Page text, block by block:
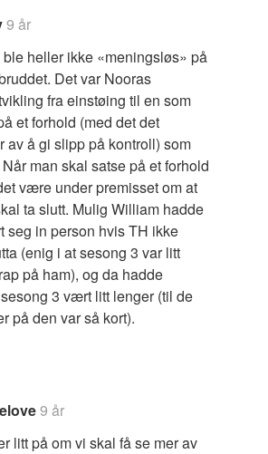
9 år
heller ikke «meningsløs» på
Det var Nooras
fra einstøing til en som
et forhold (med det det
av å gi slipp på kontroll) som
man skal satse på et forhold
være under premisset om at
ta slutt. Mulig William hadde
seg in person hvis TH ikke
(enig i at sesong 3 var litt
på ham), og da hadde
3 vært litt lenger (til de
på den var så kort).
9 år
litt på om vi skal få se mer av